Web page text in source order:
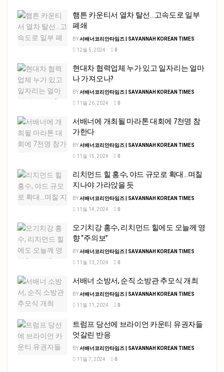
햄튼 카운티서 열차 탈선…고속도로 일부
폐쇄
BY서배너코리안타임즈 | SAVANNAH KOREAN TIMES
12월 5, 2024
0
현대차 협력업체 누가 있고 일자리는 얼마
나 가져오나?
BY서배너코리안타임즈 | SAVANNAH KOREAN TIMES
11월 26, 2024
0
서배너에 개최될 마라톤 대회에 7천명 참
가한다
BY서배너코리안타임즈 | SAVANNAH KOREAN TIMES
11월 15, 2024
0
리치먼드 힐 홍수, 야드 규모로 확대…며칠
지나야 가라앉을 듯
BY서배너코리안타임즈 | SAVANNAH KOREAN TIMES
11월 14, 2024
0
오기치강 홍수, 리치먼드 힐에도 오늘께 영
향 “주의보”
BY서배너코리안타임즈 | SAVANNAH KOREAN TIMES
11월 13, 2024
0
서배너 소방서, 순직 소방관 추모식 개최
BY서배너코리안타임즈 | SAVANNAH KOREAN TIMES
11월 11, 2024
0
트럼프 당선에 브라이언 카운티 유권자들
엇갈린 반응
BY서배너코리안타임즈 | SAVANNAH KOREAN TIMES
11월 7, 2024
0